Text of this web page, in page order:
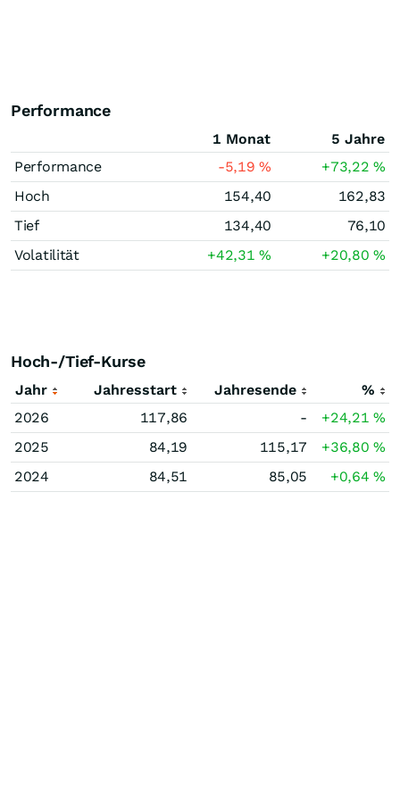
Performance
1 Monat
5 Jahre
Performance
-5,19% +73,22%
Hoch
154,40
162,83
Tief
134,40
76,10
Volatilität
+42,31% +20,80%
Hoch-/Tief-Kurse
Jahr Jahresstart Jahresende
%
2026
117,86 - +24,21%
2025
84,19 115,17 +36,80%
2024
84,51 85,05 +0,64%